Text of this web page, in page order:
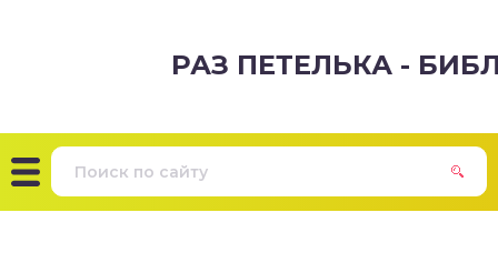
РАЗ ПЕТЕЛЬКА -